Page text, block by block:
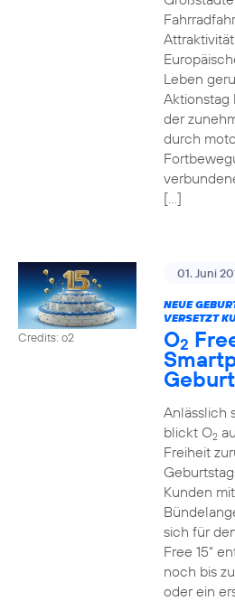
Leben
Aktionstag
der
durch
[…]
Credits: o2
01. Juni
NEUE
VERSETZT
O2
Anlässlich
blickt O2
Freiheit
Kunden
sich für
Free 15“
noch bis
oder ein